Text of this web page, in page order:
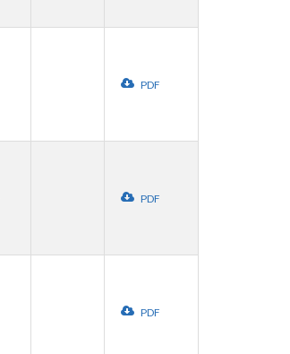
PDF
PDF
PDF